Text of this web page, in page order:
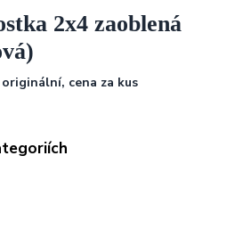
2x4 zaoblená
cena za kus